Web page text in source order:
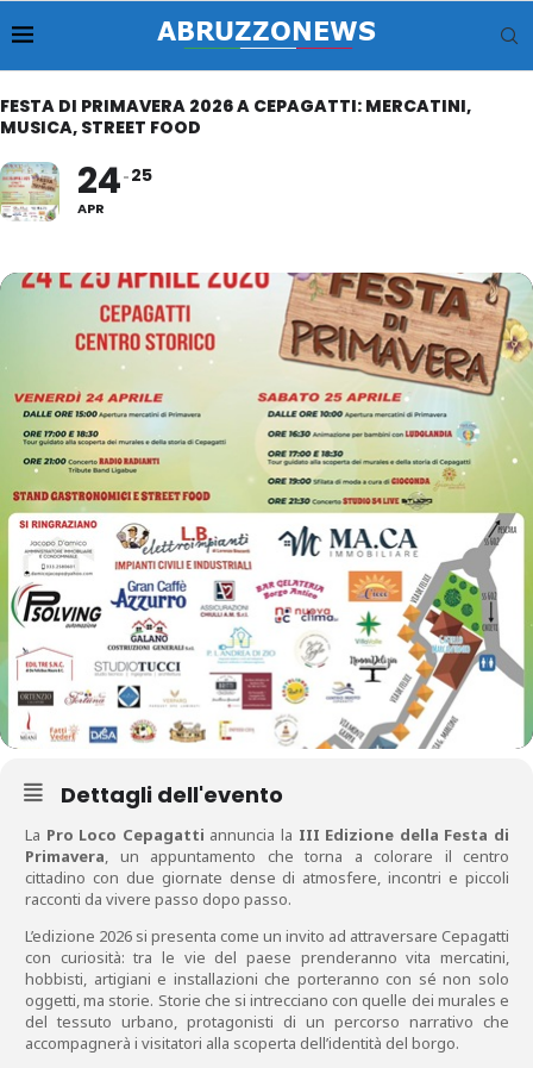
FESTA DI PRIMAVERA 2026 A CEPAGATTI: MERCATINI,
MUSICA, STREET FOOD
24
APR
25
Dettagli dell'evento
La Pro Loco Cepagatti annuncia la III Edizione della Festa di
Primavera, un appuntamento che torna a colorare il centro
cittadino con due giornate dense di atmosfere, incontri e piccoli
racconti da vivere passo dopo passo.
L’edizione 2026 si presenta come un invito ad attraversare Cepagatti
con curiosità: tra le vie del paese prenderanno vita mercatini,
hobbisti, artigiani e installazioni che porteranno con sé non solo
oggetti, ma storie. Storie che si intrecciano con quelle dei murales e
del tessuto urbano, protagonisti di un percorso narrativo che
accompagnerà i visitatori alla scoperta dell’identità del borgo.